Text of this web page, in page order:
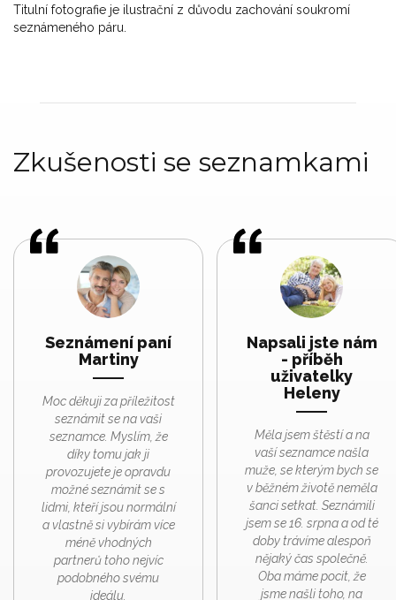
Titulní fotografie je ilustrační z důvodu zachování soukromí
seznámeného páru.
Zkušenosti se seznamkami
Seznámení paní
Martiny
Moc děkuji za příležitost
seznámit se na vaši
seznamce. Myslím, že
díky tomu jak ji
provozujete je opravdu
možné seznámit se s
lidmi, kteří jsou normální
a vlastně si vybírám více
méně vhodných
partnerů toho nejvíc
podobného svému
ideálu.
Napsali jste nám
- příběh
uživatelky
Heleny
Měla jsem štěstí a na
vaší seznamce našla
muže, se kterým bych se
v běžném životě neměla
šanci setkat. Seznámili
jsem se 16. srpna a od té
doby trávíme alespoň
nějaký čas společně.
Oba máme pocit, že
jsme našli toho, na